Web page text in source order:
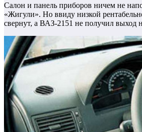
Салон и панель приборов ничем не
«Жигули». Но ввиду низкой
свернут, а ВАЗ-2151 не получил выход